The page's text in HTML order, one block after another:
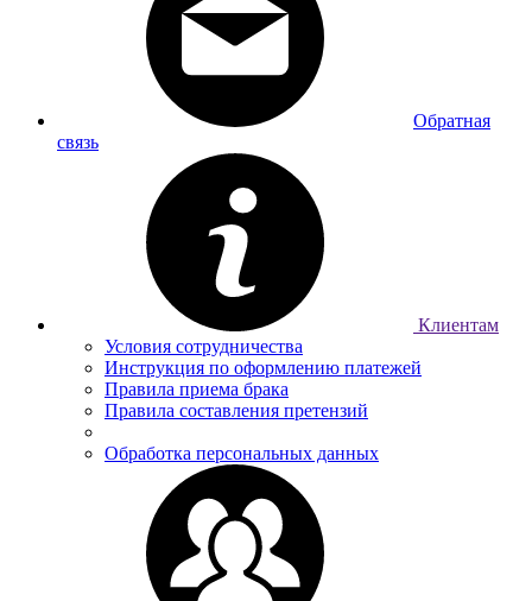
Обратная
связь
Клиентам
Условия сотрудничества
Инструкция по оформлению платежей
Правила приема брака
Правила составления претензий
Обработка персональных данных